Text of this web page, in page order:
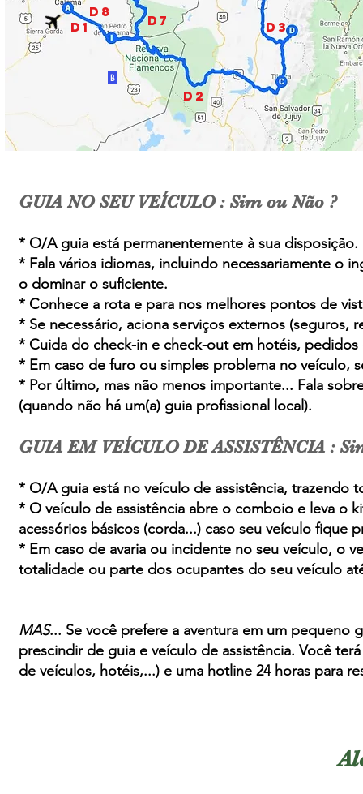
D7 D3
d1
B
D8
d2
GUIA NO SEU VEÍCULO : Sim ou Não ?
* O/A guia está permanentemente à sua disposição.
* Fala vários idiomas, incluindo necessariamente o
o dominar o suficiente.
* Conhece a rota e para nos melhores pontos de
* Se necessário, aciona serviços externos (seguros,
* Cuida do check-in e check-out em hotéis,
* Em caso de furo ou simples problema no veículo,
* Por último, mas não menos importante... Fala
(quando não há um(a) guia profissional local).
GUIA EM VEÍCULO DE ASSISTÊNCIA :
* O/A guia está no veículo de assistência, trazendo
* O veículo de assistência abre o comboio e leva o
acessórios básicos (corda...) caso seu veículo fique
* Em caso de avaria ou incidente no seu veículo, o
totalidade ou parte dos ocupantes do seu veículo
MAS... Se você prefere a aventura em um pequeno
prescindir de guia e veículo de assistência. Você
de veículos, hotéis,...) e uma hotline 24 horas para